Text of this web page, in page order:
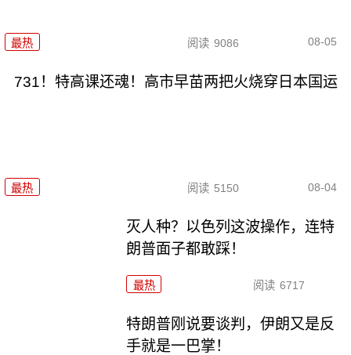
最热 阅读 9086 08-05
731！特高课还魂！高市早苗两把火烧穿日本国运
最热 阅读 5150 08-04
灭人种？以色列这波操作，连特
朗普面子都敢踩！
最热 阅读 6717
特朗普刚说要谈判，伊朗又是反
手就是一巴掌！